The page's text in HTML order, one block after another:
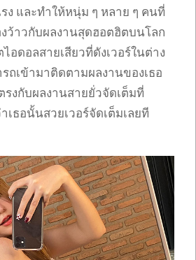
ง และทำให้หนุ่ม ๆ หลาย ๆ คนที่
ว้าวกับผลงานสุดฮอตฮิตบนโลก
อดอลสายเสียวที่ดังเวอร์ในต่าง
เข้ามาติดตามผลงานของเธอ
รงกับผลงานสายยั่วจัดเต็มที่
เธอนั้นสวยเวอร์จัดเต็มเลยที